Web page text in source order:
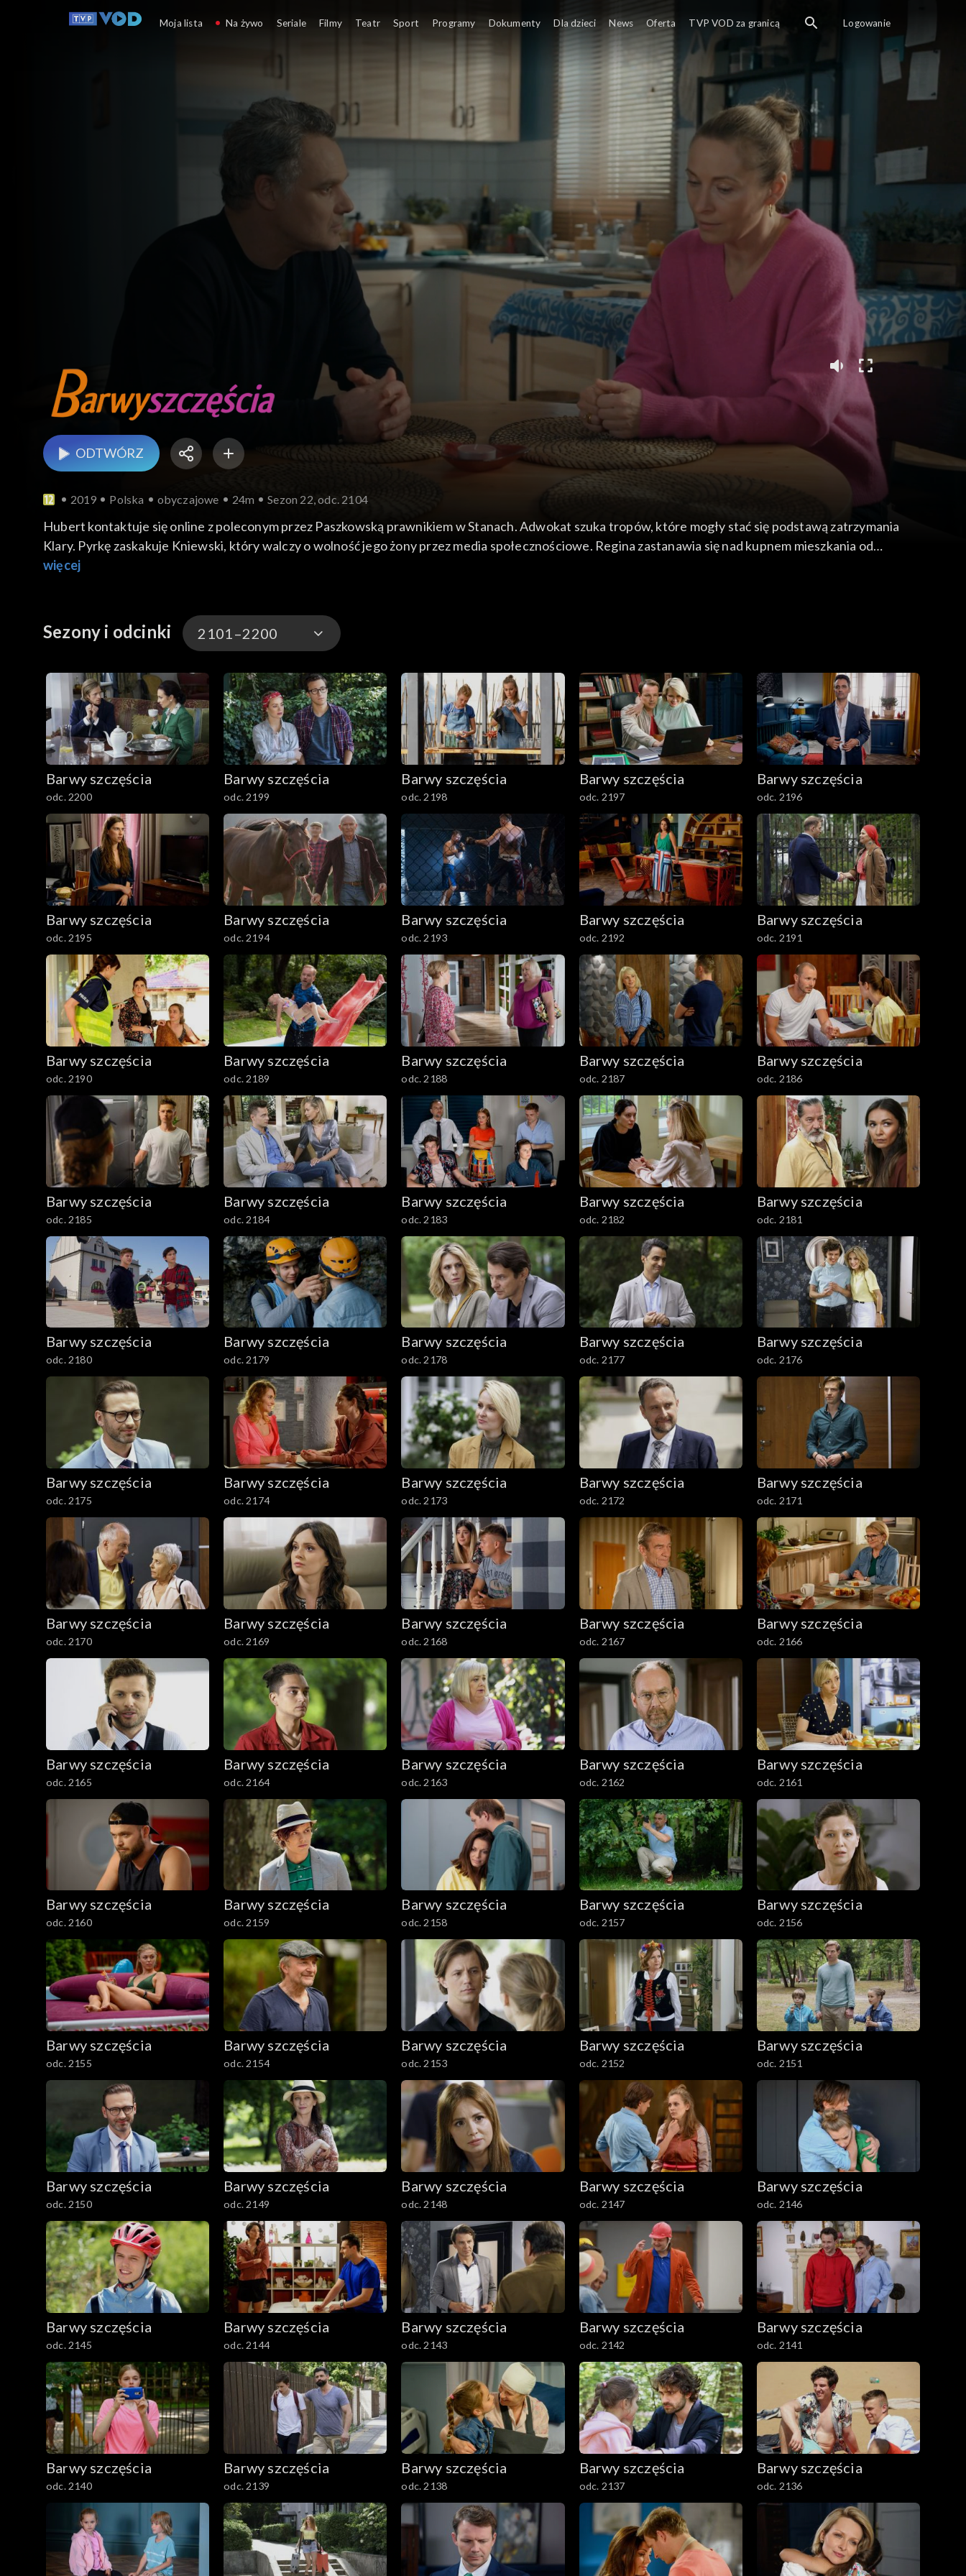
ODTWÓRZ
2019 Polska obyczajowe 24m Sezon 22, odc. 2104
Hubert kontaktuje się online z poleconym przez Paszkowską prawnikiem w Stanach. Adwokat szuka tropów, które mogły stać się podstawą zatrzymania
Klary. Pyrkę zaskakuje Kniewski, który walczy o wolność jego żony przez media społecznościowe. Regina zastanawia się nad kupnem mieszkania od
Walawskiego. Tymczasem Franek i Renata niepokoją się brakiem ruchu w nowym Feel Good. Stefan zachwycony talentem artystycznym Walerii
więcej
Sezony i odcinki 2101–2200
3301-3400
3201-3300
3101-3200
3001-3100
2901-3000
2801–2900
2701–2800
2601–2700
2501–2600
2401–2500
2301–2400
2201–2300
2101–2200
2001–2100
1901–2000
1801–1900
1701–1800
1601–1700
1501–1600
1401–1500
1301–1400
1201–1300
1101–1200
1001–1100
901–1000
801–900
782–800
Barwy szczęścia
odc. 2200
Barwy szczęścia
odc. 2199
Barwy szczęścia
odc. 2198
Barwy szczęścia
odc. 2197
Barwy szczęścia
odc. 2196
Barwy szczęścia
odc. 2195
Barwy szczęścia
odc. 2194
Barwy szczęścia
odc. 2193
Barwy szczęścia
odc. 2192
Barwy szczęścia
odc. 2191
Barwy szczęścia
odc. 2190
Barwy szczęścia
odc. 2189
Barwy szczęścia
odc. 2188
Barwy szczęścia
odc. 2187
Barwy szczęścia
odc. 2186
Barwy szczęścia
odc. 2185
Barwy szczęścia
odc. 2184
Barwy szczęścia
odc. 2183
Barwy szczęścia
odc. 2182
Barwy szczęścia
odc. 2181
Barwy szczęścia
odc. 2180
Barwy szczęścia
odc. 2179
Barwy szczęścia
odc. 2178
Barwy szczęścia
odc. 2177
Barwy szczęścia
odc. 2176
Barwy szczęścia
odc. 2175
Barwy szczęścia
odc. 2174
Barwy szczęścia
odc. 2173
Barwy szczęścia
odc. 2172
Barwy szczęścia
odc. 2171
Barwy szczęścia
odc. 2170
Barwy szczęścia
odc. 2169
Barwy szczęścia
odc. 2168
Barwy szczęścia
odc. 2167
Barwy szczęścia
odc. 2166
Barwy szczęścia
odc. 2165
Barwy szczęścia
odc. 2164
Barwy szczęścia
odc. 2163
Barwy szczęścia
odc. 2162
Barwy szczęścia
odc. 2161
Barwy szczęścia
odc. 2160
Barwy szczęścia
odc. 2159
Barwy szczęścia
odc. 2158
Barwy szczęścia
odc. 2157
Barwy szczęścia
odc. 2156
Barwy szczęścia
odc. 2155
Barwy szczęścia
odc. 2154
Barwy szczęścia
odc. 2153
Barwy szczęścia
odc. 2152
Barwy szczęścia
odc. 2151
Barwy szczęścia
odc. 2150
Barwy szczęścia
odc. 2149
Barwy szczęścia
odc. 2148
Barwy szczęścia
odc. 2147
Barwy szczęścia
odc. 2146
Barwy szczęścia
odc. 2145
Barwy szczęścia
odc. 2144
Barwy szczęścia
odc. 2143
Barwy szczęścia
odc. 2142
Barwy szczęścia
odc. 2141
Barwy szczęścia
odc. 2140
Barwy szczęścia
odc. 2139
Barwy szczęścia
odc. 2138
Barwy szczęścia
odc. 2137
Barwy szczęścia
odc. 2136
Moja lista Na żywo Seriale Filmy Teatr Sport Programy Dokumenty Dla dzieci News Oferta TVP VOD za granicą Logowanie